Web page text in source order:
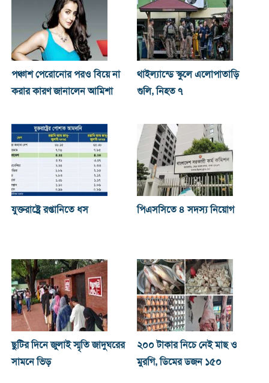
পঞ্চাশ পেরোনোর পরও বিয়ে না
করার কারণ জানালেন আমিশা
থাইল্যান্ডে স্কুলে এলোপাতাড়ি
গুলি, নিহত ৭
যুক্তরাষ্ট্রে রপ্তানিতে ধস পিএসসিতে ৪ সদস্য নিয়োগ
ছুটির দিনে জুলাই স্মৃতি জাদুঘরের
সামনে ভিড়
২০০ টাকার নিচে নেই মাছ ও
মুরগি, ডিমের ডজন ১৫০